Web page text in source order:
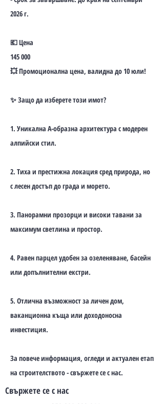
2026 г.
💶 Цена
145 000
💥 Промоционална цена, валидна до 10 юли!
✨ Защо да изберете този имот?
1. Уникална А-образна архитектура с модерен
алпийски стил.
2. Тиха и престижна локация сред природа, но
с лесен достъп до града и морето.
3. Панорамни прозорци и високи тавани за
максимум светлина и простор.
4. Равен парцел удобен за озеленяване, басейн
или допълнителни екстри.
5. Отлична възможност за личен дом,
ваканционна къща или доходоносна
инвестиция.
За повече информация, огледи и актуален етап
на строителството - свържете се с нас.
Свържете се с нас